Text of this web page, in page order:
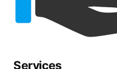
Services